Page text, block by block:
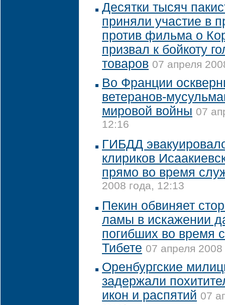
Десятки тысяч
приняли участие в
против фильма о
призвал к бойкоту
товаров 07 апреля
Во Франции
ветеранов-
мировой войны 07
12:16
ГИБДД
клириков
прямо во время
2008 года, 12:13
Пекин обвиняет
ламы в искажении
погибших во время
Тибете 07 апреля 2008
Оренбургские
задержали
икон и распятий 07